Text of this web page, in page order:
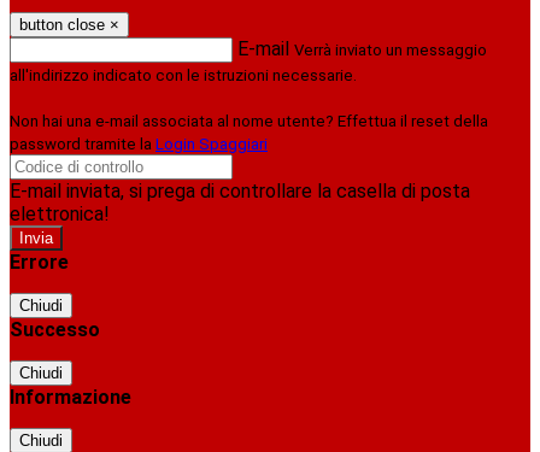
button close ×
E-mail Verrà inviato un messaggio
all'indirizzo indicato con le istruzioni necessarie.
Non hai una e-mail associata al nome utente? Effettua il reset della
password tramite la Login Spaggiari
E-mail inviata, si prega di controllare la casella di posta
elettronica!
Errore
Chiudi
Successo
Chiudi
Informazione
Chiudi